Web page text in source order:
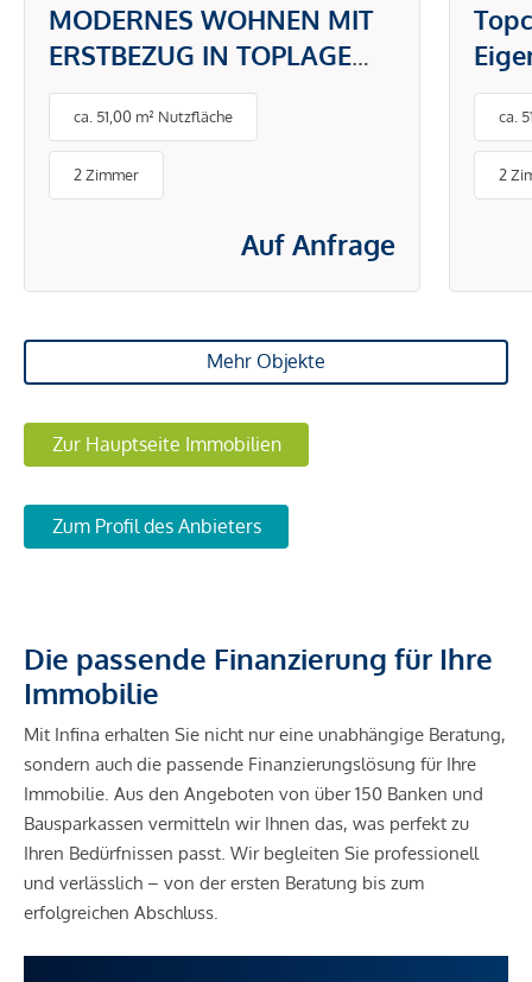
MODERNES WOHNEN MIT
ERSTBEZUG IN TOPLAGE
DONAUSTADT -
PAUSCHALMIETE INKL.
BETRIEBS- UND
ENERGIEKOSTEN
ca. 51,00 m² Nutzfläche
2 Zimmer
Auf Anfrage
ca.
2
Mehr Objekte
Zur Hauptseite Immobilien
Zum Profil des Anbieters
Die passende Finanzierung für Ihre
Immobilie
Mit Infina erhalten Sie nicht nur eine unabhängige Beratung,
sondern auch die passende Finanzierungslösung für Ihre
Immobilie. Aus den Angeboten von über 150 Banken und
Bausparkassen vermitteln wir Ihnen das, was perfekt zu
Ihren Bedürfnissen passt. Wir begleiten Sie professionell
und verlässlich – von der ersten Beratung bis zum
erfolgreichen Abschluss.